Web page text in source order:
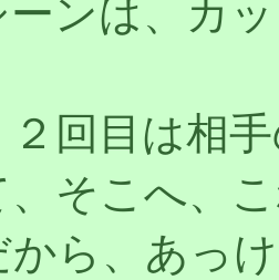
ーンは、カ
２回目は相
、そこへ、
から、あっ